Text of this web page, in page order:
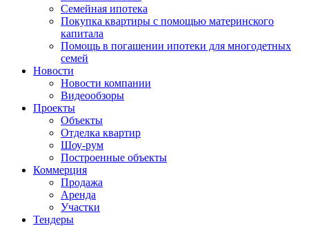
Семейная ипотека
Покупка квартиры с помощью материнского
капитала
Помощь в погашении ипотеки для многодетных
семей
Новости
Новости компании
Видеообзоры
Проекты
Объекты
Отделка квартир
Шоу-рум
Построенные объекты
Коммерция
Продажа
Аренда
Участки
Тендеры